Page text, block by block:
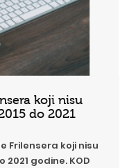
koji nisu
do 2021
Frilensera koji nisu
godine. KOD